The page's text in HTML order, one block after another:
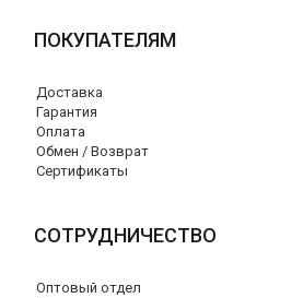
ПОКУПАТЕЛЯМ
Доставка
Гарантия
Оплата
Обмен / Возврат
Сертификаты
СОТРУДНИЧЕСТВО
Оптовый отдел